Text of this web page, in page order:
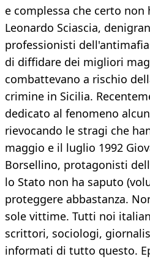
e complessa che certo non
Leonardo Sciascia,
professionisti
di diffidare dei migliori
combattevano a rischio
crimine in Sicilia.
dedicato al fenomeno
rievocando le stragi che
maggio e il luglio 1992
Borsellino, protagonisti
lo Stato non ha saputo
proteggere abbastanza.
sole vittime. Tutti noi
scrittori, sociologi,
informati di tutto questo.